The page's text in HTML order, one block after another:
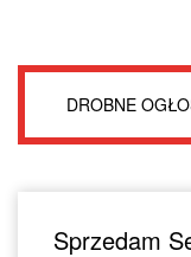
DROBNE
Sprzedam